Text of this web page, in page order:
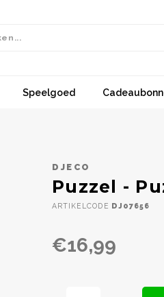
Speelgoed
DJECO
Puzzel -
ARTIKELCODE DJ07656
€16,99